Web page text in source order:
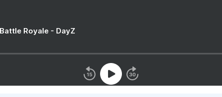
Royale - DayZ